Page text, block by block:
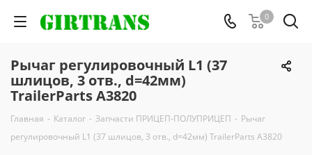
0
Рычаг регулировочный L1 (37
шлицов, 3 отв., d=42мм)
TrailerParts А3820
Главная - Каталог - Запчасти ПРИЦЕП-ПОЛУПРИЦЕП - Рычаг
регулировочный L1 (37 шлицов, 3 отв., d=42мм) TrailerParts А3820